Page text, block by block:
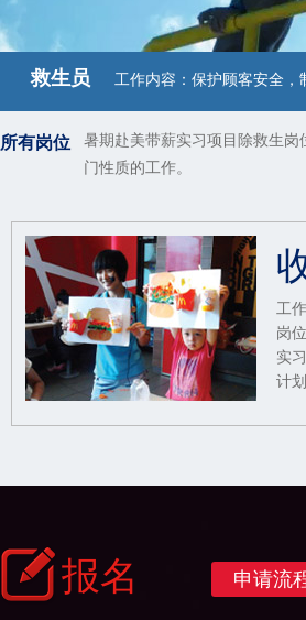
救生员 工作内容：保护顾客安全，
所有岗位
暑期赴美带薪实习项目除救生
门性质的工作。
工
岗
实
计
报名 申请流